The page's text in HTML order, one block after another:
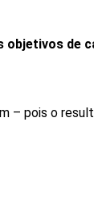
objetivos de
– pois o